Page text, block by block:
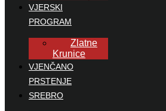
VJERSKI
PROGRAM
Zlatne
Krunice
VJENČANO
PRSTENJE
SREBRO